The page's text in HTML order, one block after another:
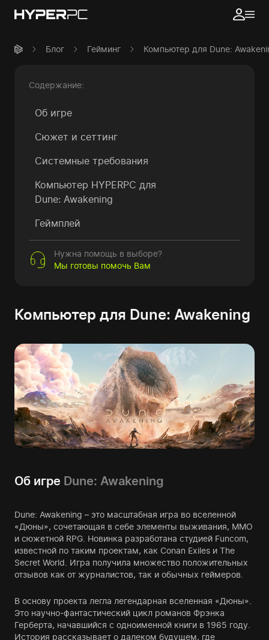
Блог Гейминг Компьютер для Dune:
Содержание:
Об игре
Сюжет и сеттинг
Системные требования
Компьютер HYPERPC для
Dune: Awakening
Геймплей
Нужна помощь в выборе?
Мы готовы помочь Вам
Компьютер для Dune: Awakening
Об игре Dune: Awakening
Dune: Awakening – это масштабная игра во вселенной
«Дюны», сочетающая в себе элементы выживания, MMO
и сюжетной RPG. Новинка разработана студией Funcom,
известной по таким проектам, как Conan Exiles и The
Secret World. Игра получила множество положительных
отзывов как от журналистов, так и обычных геймеров.
В основу проекта легла легендарная вселенная «Дюны».
Это научно-фантастический цикл романов Фрэнка
Герберта, начавшийся с одноименной книги в 1965 году.
История рассказывает о далеком будущем, где